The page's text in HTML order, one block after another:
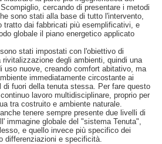
cercando di presentare i metodi
sono stati alla base di tutto l'intervento,
tratto dai fabbricati più esemplificativi, e
globale il piano energetico applicato
stati impostati con l'obiettivo di
degli ambienti, quindi una
uso nuove, creando comfort abitativo, ma
immediatamente circostante ai
di fuori della tenuta stessa. Per fare questo
lavoro multidisciplinare, proprio per
tra costruito e ambiente naturale.
tenere sempre presente due livelli di
immagine globale del "sistema Tenuta",
e quello invece più specifico dei
differenziazioni e specificità.